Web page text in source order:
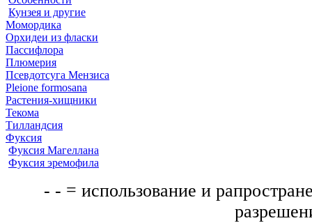
Кунзея и другие
Момордика
Орхидеи из фласки
Пассифлора
Плюмерия
Псевдотсуга Мензиса
Pleione formosana
Растения-хищники
Текома
Тилландсия
Фуксия
Фуксия Магеллана
Фуксия эремофила
- - = использование и